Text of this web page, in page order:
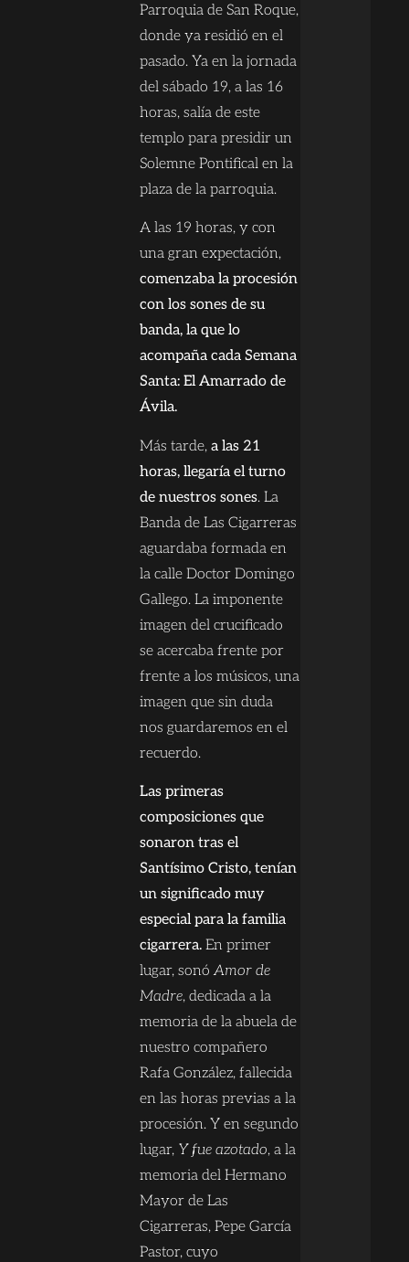
Parroquia de San Roque,
donde ya residió en el
pasado. Ya en la jornada
del sábado 19, a las 16
horas, salía de este
templo para presidir un
Solemne Pontifical en la
plaza de la parroquia.
A las 19 horas, y con
una gran expectación,
comenzaba la procesión
con los sones de su
banda, la que lo
acompaña cada Semana
Santa: El Amarrado de
Ávila.
Más tarde,a las 21
horas, llegaría el turno
de nuestros sones. La
Banda de Las Cigarreras
aguardaba formada en
la calle Doctor Domingo
Gallego. La imponente
imagen del crucificado
se acercaba frente por
frente a los músicos, una
imagen que sin duda
nos guardaremos en el
recuerdo.
Las primeras
composiciones que
sonaron tras el
Santísimo Cristo, tenían
un significado muy
especial para la familia
cigarrera.En primer
lugar, sonóAmor de
Madre, dedicada a la
memoria de la abuela de
nuestro compañero
Rafa González, fallecida
en las horas previas a la
procesión. Y en segundo
lugar, Y fue azotado, a la
memoria del Hermano
Mayor de Las
Cigarreras, Pepe García
Pastor, cuyo